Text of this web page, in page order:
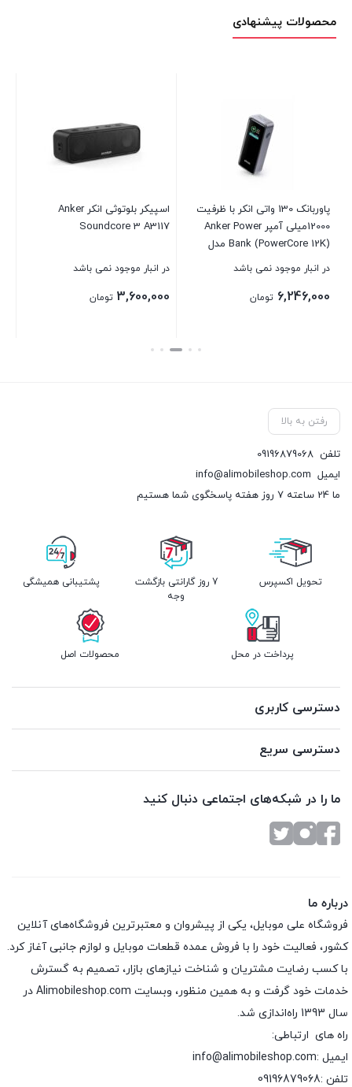
محصولات پیشنهادی
پاوربانک 130 واتی انکر با ظرفیت
12000میلی آمپر Anker Power
Bank (PowerCore 12K) مدل
A1335
در انبار موجود نمی باشد
6,246,000 تومان
اسپیکر بلوتوثی انکر Anker
Soundcore 3 A3117
در انبار موجود نمی باشد
3,600,000 تومان
بستن
رفتن به بالا
تلفن 09196879068
ایمیل info@alimobileshop.com
ما 24 ساعته 7 روز هفته پاسخگوی شما هستیم
تحویل اکسپرس
7 روز گارانتی بازگشت
وجه
پشتیبانی همیشگی
پرداخت در محل محصولات اصل
دسترسی کاربری
دسترسی سریع
ما را در شبکه‌های اجتماعی دنبال کنید
درباره ما
فروشگاه علی موبایل، یکی از پیشروان و معتبرترین فروشگاه‌های آنلاین
کشور، فعالیت خود را با فروش عمده قطعات موبایل و لوازم جانبی آغاز کرد.
با کسب رضایت مشتریان و شناخت نیازهای بازار، تصمیم به گسترش
خدمات خود گرفت و به همین منظور، وبسایت Alimobileshop.com در
سال 1393 راه‌اندازی شد.
راه های ارتباطی:
ایمیل :info@alimobileshop.com
تلفن :09196879068